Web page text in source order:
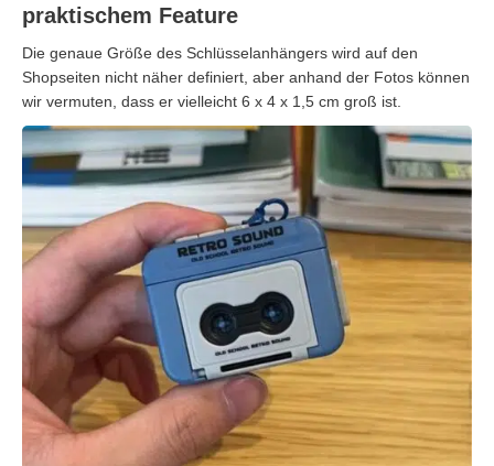
praktischem Feature
Die genaue Größe des Schlüsselanhängers wird auf den
Shopseiten nicht näher definiert, aber anhand der Fotos können
wir vermuten, dass er vielleicht 6 x 4 x 1,5 cm groß ist.